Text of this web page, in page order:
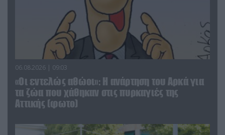
06.08.2026 | 09:03
«Οι εντελώς αθώοι»: Η ανάρτηση του Αρκά για
τα ζώα που χάθηκαν στις πυρκαγιές της
Αττικής (φωτο)